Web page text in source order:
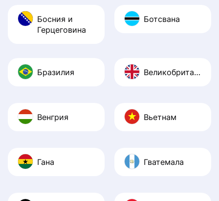
Босния и
Герцеговина
Ботсвана
Бразилия Великобритания
Венгрия Вьетнам
Гана Гватемала